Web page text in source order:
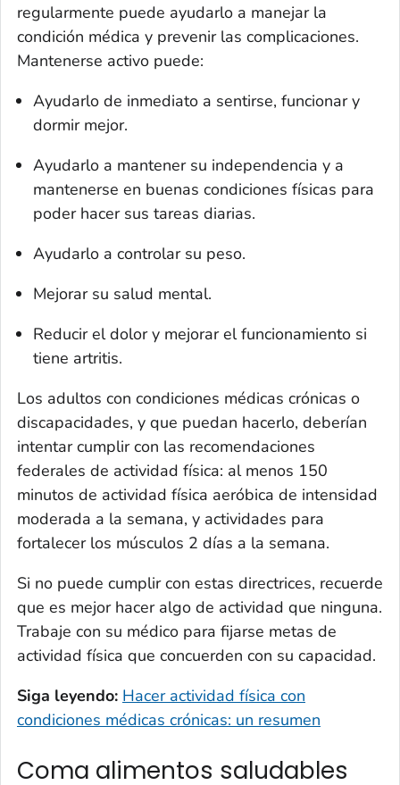
regularmente puede ayudarlo a manejar la
condición médica y prevenir las complicaciones.
Mantenerse activo puede:
Ayudarlo de inmediato a sentirse, funcionar y
dormir mejor.
Ayudarlo a mantener su independencia y a
mantenerse en buenas condiciones físicas para
poder hacer sus tareas diarias.
Ayudarlo a controlar su peso.
Mejorar su salud mental.
Reducir el dolor y mejorar el funcionamiento si
tiene artritis.
Los adultos con condiciones médicas crónicas o
discapacidades, y que puedan hacerlo, deberían
intentar cumplir con las recomendaciones
federales de actividad física: al menos 150
minutos de actividad física aeróbica de intensidad
moderada a la semana, y actividades para
fortalecer los músculos 2 días a la semana.
Si no puede cumplir con estas directrices, recuerde
que es mejor hacer algo de actividad que ninguna.
Trabaje con su médico para fijarse metas de
actividad física que concuerden con su capacidad.
Siga leyendo: Hacer actividad física con
condiciones médicas crónicas: un resumen
Coma alimentos saludables